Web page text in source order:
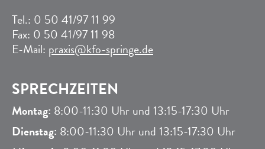
Tel.: 0 50 41/97 11 99
Fax: 0 50 41/97 11 98
E-Mail: praxis@kfo-springe.de
SPRECHZEITEN
Montag: 8:00-11:30 Uhr und 13:15-17:30 Uhr
Dienstag: 8:00-11:30 Uhr und 13:15-17:30 Uhr